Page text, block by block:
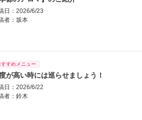
日：2026/6/23
者： 坂本
すすめメニュー
が高い時には巡らせましょう！
日：2026/6/22
者： 鈴木